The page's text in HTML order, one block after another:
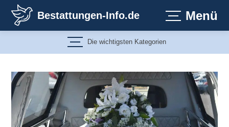
Inhalt
springen
Bestattungen-Info.de Menü
Die wichtigsten Kategorien